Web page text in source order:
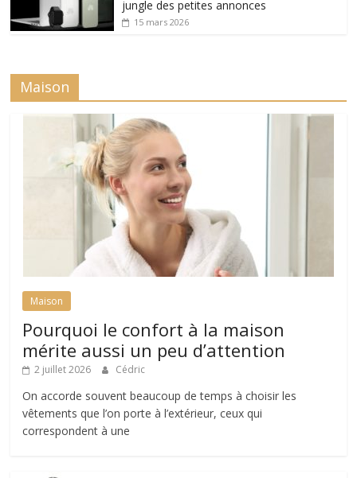
jungle des petites annonces
15 mars 2026
Maison
Maison
Pourquoi le confort à la maison
mérite aussi un peu d’attention
2 juillet 2026 Cédric
On accorde souvent beaucoup de temps à choisir les
vêtements que l’on porte à l’extérieur, ceux qui
correspondent à une